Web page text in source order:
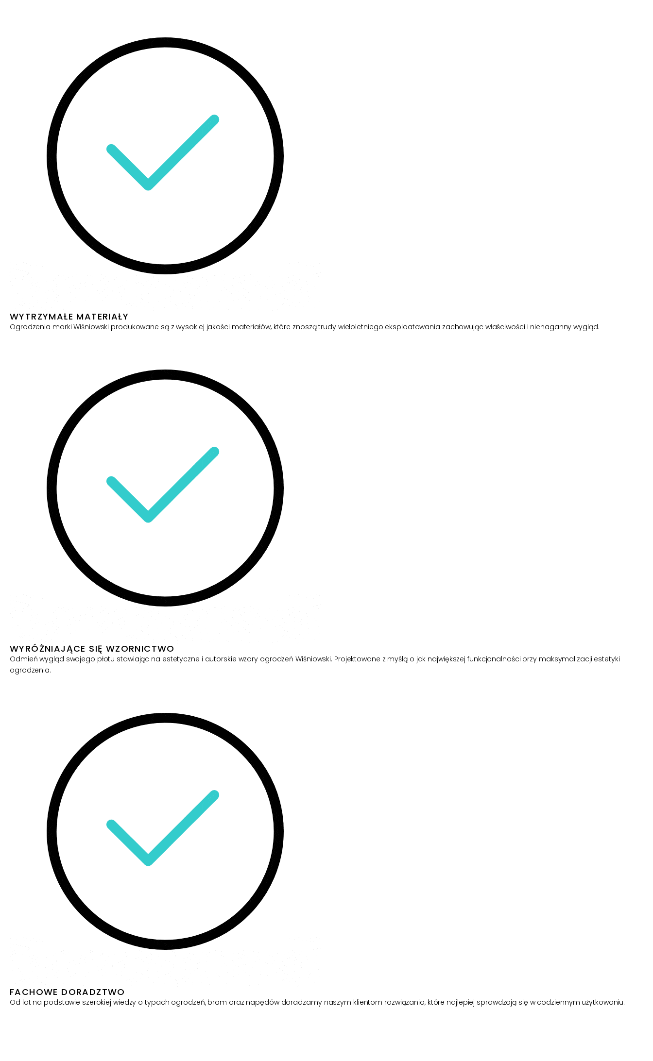
WYTRZYMAŁE MATERIAŁY
Ogrodzenia marki Wiśniowski produkowane są z wysokiej jakości materiałów, które znoszą trudy wieloletniego eksploatowania zachowując właściwości i nienaganny wygląd.
WYRÓŻNIAJĄCE SIĘ WZORNICTWO
Odmień wygląd swojego płotu stawiając na estetyczne i autorskie wzory ogrodzeń Wiśniowski. Projektowane z myślą o jak największej funkcjonalności przy maksymalizacji estetyki
ogrodzenia.
FACHOWE DORADZTWO
Od lat na podstawie szerokiej wiedzy o typach ogrodzeń, bram oraz napędów doradzamy naszym klientom rozwiązania, które najlepiej sprawdzają się w codziennym użytkowaniu.